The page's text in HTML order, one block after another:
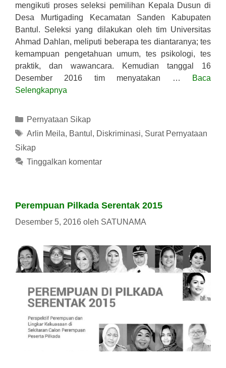
mengikuti proses seleksi pemilihan Kepala Dusun di
Desa Murtigading Kecamatan Sanden Kabupaten
Bantul. Seleksi yang dilakukan oleh tim Universitas
Ahmad Dahlan, meliputi beberapa tes diantaranya; tes
kemampuan pengetahuan umum, tes psikologi, tes
praktik, dan wawancara. Kemudian tanggal 16
Desember 2016 tim menyatakan …
Baca
Selengkapnya
Kategori
Pernyataan Sikap
Tag
Arlin Meila, Bantul , Diskriminasi, Surat Pernyataan
Sikap
Tinggalkan komentar
Perempuan Pilkada Serentak 2015
Desember 5, 2016 oleh SATUNAMA